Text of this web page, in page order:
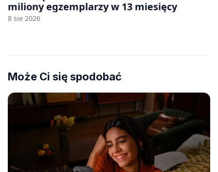
miliony egzemplarzy w 13 miesięcy
8 sie 2026
Może Ci się spodobać